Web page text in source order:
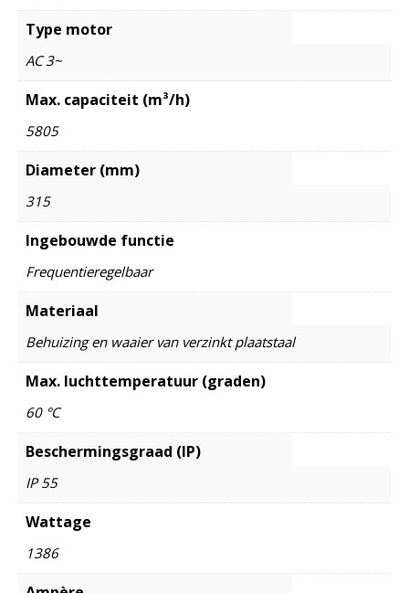
Type motor
AC 3~
Max. capaciteit (m³/h)
5805
Diameter (mm)
315
Ingebouwde functie
Frequentieregelbaar
Materiaal
Behuizing en waaier van verzinkt plaatstaal
Max. luchttemperatuur (graden)
60 °C
Beschermingsgraad (IP)
IP 55
Wattage
1386